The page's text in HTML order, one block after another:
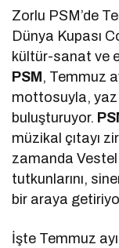
Zorlu PSM’de
Dünya Kupası
kültür-sanat ve
PSM , Temmuz
mottosuyla, yaz
buluşturuyor.
müzikal çıtayı
zamanda
tutkunlarını,
bir araya
İşte Temmuz